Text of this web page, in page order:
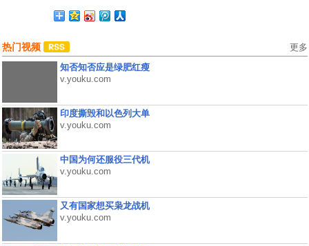
热门视频 更多
知否知否应是绿肥红瘦
v.youku.com
印度撕毁和以色列大单
v.youku.com
中国为何还服役三代机
v.youku.com
又有国家想买枭龙战机
v.youku.com